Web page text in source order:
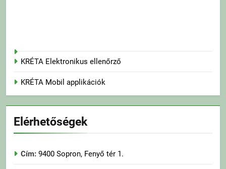
KRÉTA Elektronikus ellenőrző
KRÉTA Mobil applikációk
Elérhetőségek
Cím: 9400 Sopron, Fenyő tér 1.